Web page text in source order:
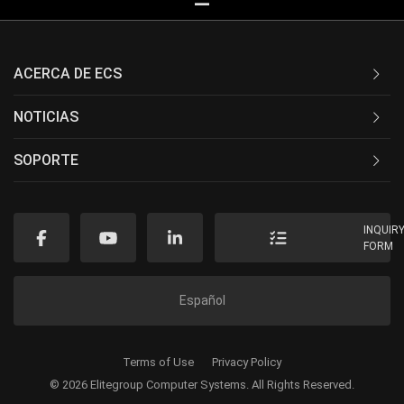
ACERCA DE ECS
NOTICIAS
SOPORTE
FORM
Español
© 2026 Elitegroup Computer Systems. All Rights Reserved.
Terms of Use Privacy Policy